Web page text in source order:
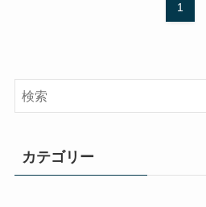
1
カテゴリー